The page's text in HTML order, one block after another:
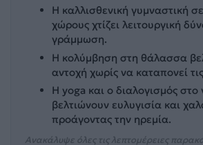
Η καλλισθενική γυμναστική
χώρους χτίζει λειτουργική
γράμμωση.
Η κολύμβηση στη θάλασσα
αντοχή χωρίς να καταπονεί
Η yoga και ο διαλογισμός στο
βελτιώνουν ευλυγισία και
προάγοντας την ηρεμία.
Ανακάλυψε όλες τις λεπτομέρειες